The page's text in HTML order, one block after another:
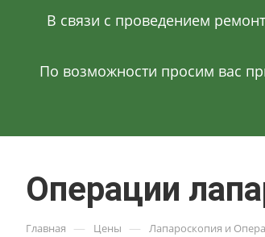
В связи с проведением
По возможности просим вас
Операции
Главная — Цены — Лапароскопия и